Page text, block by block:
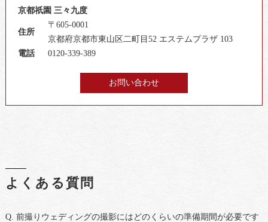
京都祇園 三々九度
住所
〒605-0001
京都府京都市東山区二町目52 エステムプラザ 103
電話
0120-339-389
お問い合わせ
よくある質問
Q. 前撮りウェディングの撮影にはどのくらいの準備期間が必要です